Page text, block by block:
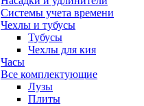
Системы учета времени
Чехлы и тубусы
Тубусы
Чехлы для кия
Часы
Все комплектующие
Лузы
Плиты